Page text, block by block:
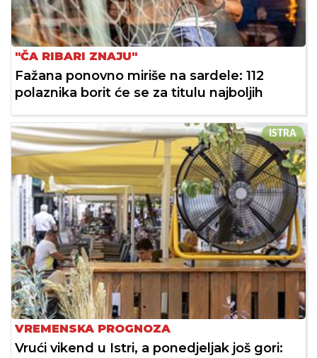
"ČA RIBARI ZNAJU"
Fažana ponovno miriše na sardele: 112
polaznika borit će se za titulu najboljih
ISTRA
VREMENSKA PROGNOZA
Vrući vikend u Istri, a ponedjeljak još gori: